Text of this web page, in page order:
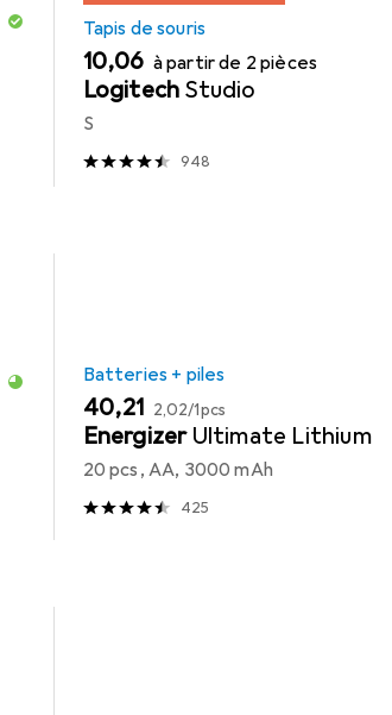
Tapis de souris
EUR
10,06 à partir de 2 pièces
Logitech Studio
S
948
Batteries + piles
EUR
40,21 EUR
2,02/1pcs
Energizer Ultimate Lithium
20 pcs, AA, 3000 mAh
425